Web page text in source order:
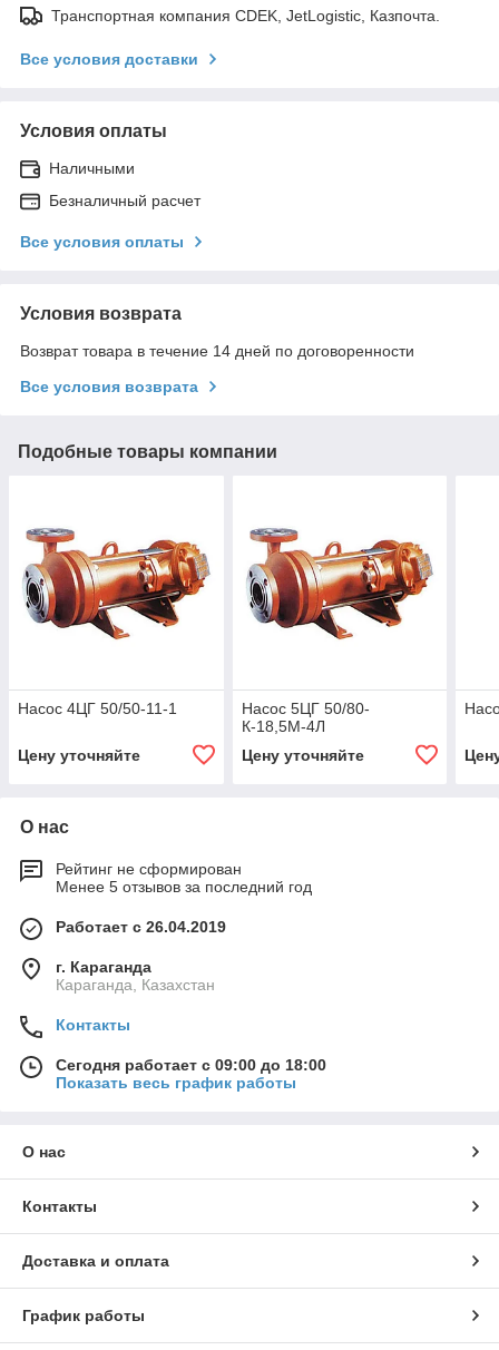
Транспортная компания CDEK, JetLogistic, Казпочта.
Все условия доставки
Условия оплаты
Наличными
Безналичный расчет
Все условия оплаты
Условия возврата
Возврат товара в течение 14 дней по договоренности
Все условия возврата
Подобные товары компании
Насос 4ЦГ 50/50-11-1
Цену уточняйте
Насос 5ЦГ 50/80-
К-18,5М-4Л
Цену уточняйте
О нас
Рейтинг не сформирован
Менее 5 отзывов за последний год
Работает с 26.04.2019
г. Караганда
Караганда, Казахстан
Контакты
Сегодня работает с 09:00 до 18:00
Показать весь график работы
О нас
Контакты
Доставка и оплата
График работы